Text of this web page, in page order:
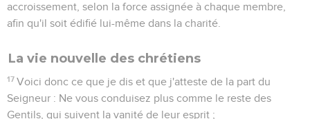
accroissement, selon la force assignée à chaque membre,
afin qu'il soit édifié lui-même dans la charité.
La vie nouvelle des chrétiens
17 Voici donc ce que je dis et que j'atteste de la part du
Seigneur : Ne vous conduisez plus comme le reste des
Gentils, qui suivent la vanité de leur esprit ;